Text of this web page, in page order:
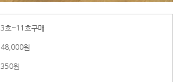
3호~11호구매
48,000원
350원